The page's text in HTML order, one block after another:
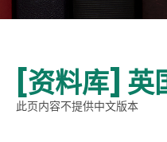
[资料库] 英
此页内容不提供中文版本